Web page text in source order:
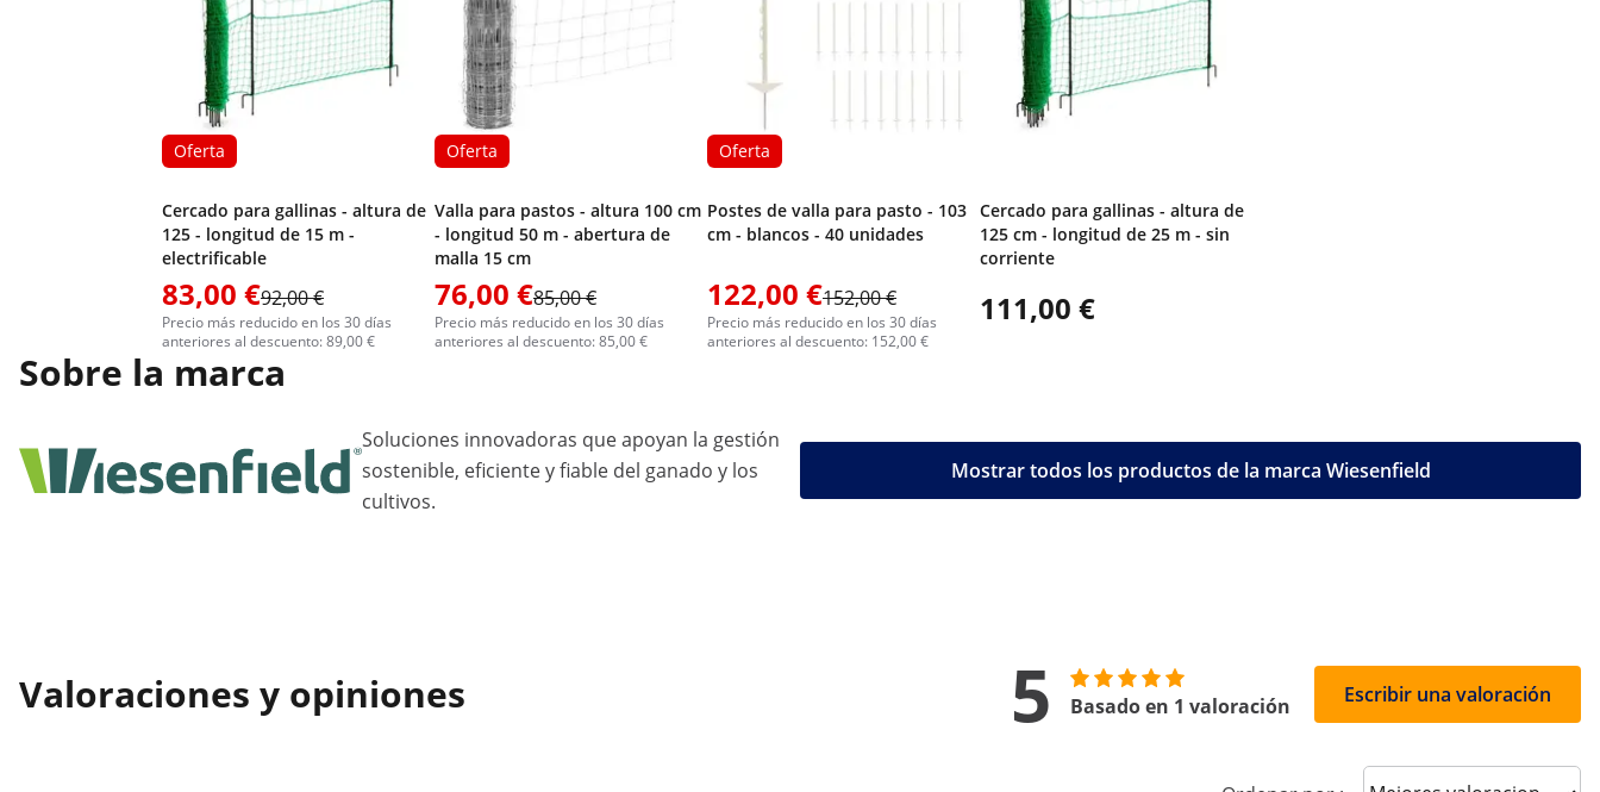
Oferta
Cercado para gallinas - altura de
125 - longitud de 15 m -
electrificable
83,00 €92,00 €
Precio más reducido en los 30 días
anteriores al descuento: 89,00 €
Oferta
Valla para pastos - altura 100 cm
- longitud 50 m - abertura de
malla 15 cm
76,00 €85,00 €
Precio más reducido en los 30 días
anteriores al descuento: 85,00 €
Oferta
Postes de valla para pasto - 103
cm - blancos - 40 unidades
122,00 €152,00 €
Precio más reducido en los 30 días
anteriores al descuento: 152,00 €
Cercado para gallinas - altura de
125 cm - longitud de 25 m - sin
corriente
111,00 €
Sobre la marca
Soluciones innovadoras que apoyan la gestión
sostenible, eficiente y fiable del ganado y los
cultivos.
Mostrar todos los productos de la marca Wiesenfield
Valoraciones y opiniones 5 Basado en 1 valoración Escribir una valoración